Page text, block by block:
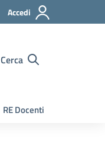
Accedi
Cerca
RE Docenti